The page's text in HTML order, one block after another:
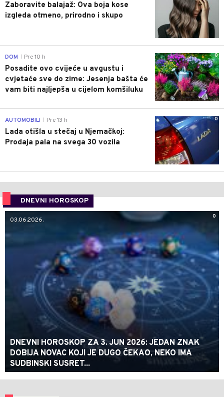
Zaboravite balajaž: Ova boja kose
izgleda otmeno, prirodno i skupo
0
DOM Pre 10 h
Posadite ovo cvijeće u avgustu i
cvjetaće sve do zime: Jesenja bašta će
vam biti najljepša u cijelom komšiluku
0
AUTOMOBILI Pre 13 h
Lada otišla u stečaj u Njemačkoj:
Prodaja pala na svega 30 vozila
DNEVNI HOROSKOP
0
03.06.2026.
DNEVNI HOROSKOP ZA 3. JUN 2026: JEDAN ZNAK
DOBIJA NOVAC KOJI JE DUGO ČEKAO, NEKO IMA
SUDBINSKI SUSRET...